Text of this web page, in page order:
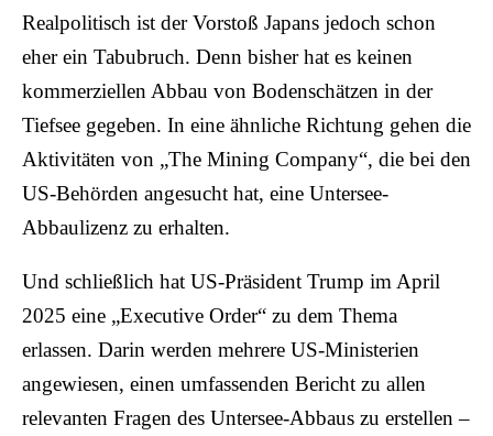
Realpolitisch ist der Vorstoß Japans jedoch schon
eher ein Tabubruch. Denn bisher hat es keinen
kommerziellen Abbau von Bodenschätzen in der
Tiefsee gegeben. In eine ähnliche Richtung gehen die
Aktivitäten von „The Mining Company“, die bei den
US-Behörden angesucht hat, eine Untersee-
Abbaulizenz zu erhalten.
Und schließlich hat US-Präsident Trump im April
2025 eine „Executive Order“ zu dem Thema
erlassen. Darin werden mehrere US-Ministerien
angewiesen, einen umfassenden Bericht zu allen
relevanten Fragen des Untersee-Abbaus zu erstellen –